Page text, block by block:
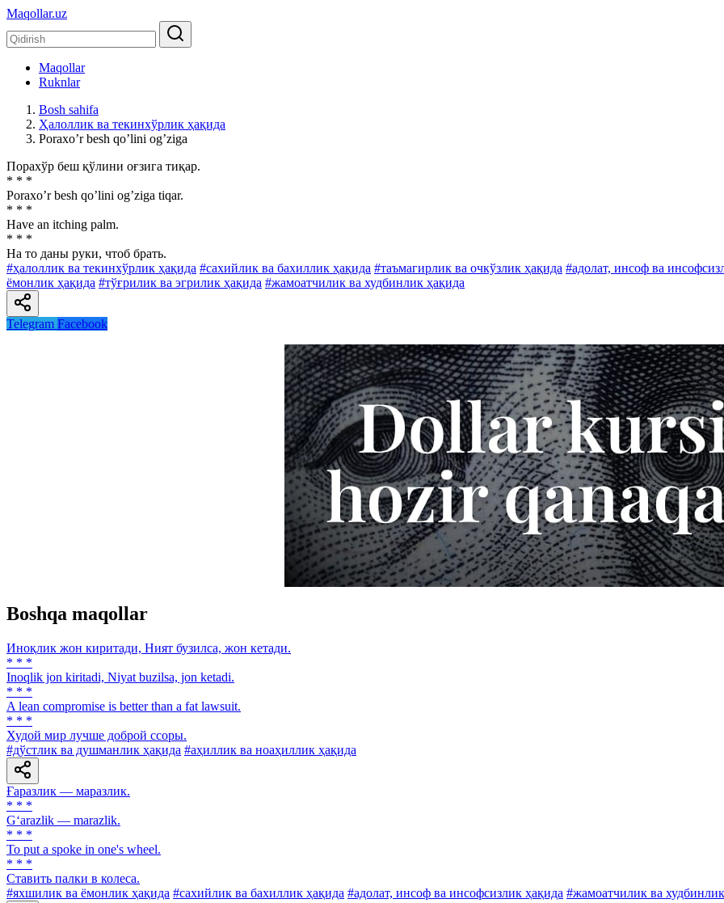
Maqollar.uz
Maqollar
Ruknlar
Bosh sahifa
Ҳалоллик ва текинхўрлик ҳақида
Poraxoʼr besh qoʼlini ogʼziga
Порахўр беш қўлини оғзига тиқар.
* * *
Poraxoʼr besh qoʼlini ogʼziga tiqar.
* * *
Have an itching palm.
* * *
На то даны руки, чтоб брать.
#ҳалоллик ва текинхўрлик ҳақида #сахийлик ва бахиллик ҳақида #таъмагирлик ва очкўзлик ҳақида #адолат, инсоф ва
ёмонлик ҳақида #тўғрилик ва эгрилик ҳақида #жамоатчилик ва худбинлик ҳақида
Telegram Facebook
Boshqa maqollar
Иноқлик жон киритади, Ният бузилса, жон кетади.
* * *
Inoqlik jon kiritadi, Niyat buzilsa, jon ketadi.
* * *
A lean compromise is better than a fat lawsuit.
* * *
Худой мир лучше доброй ссоры.
#дўстлик ва душманлик ҳақида #аҳиллик ва ноаҳиллик ҳақида
Ғаразлик — маразлик.
* * *
G‘arazlik — marazlik.
* * *
To put a spoke in one's wheel.
* * *
Ставить палки в колеса.
#яхшилик ва ёмонлик ҳақида #сахийлик ва бахиллик ҳақида #адолат, инсоф ва инсофсизлик ҳақида #жамоатчилик ва